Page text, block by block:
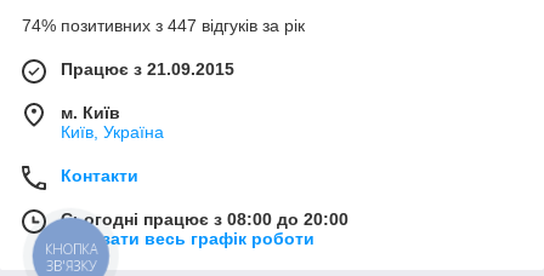
74% позитивних з 447 відгуків за рік
Працює з 21.09.2015
м. Київ
Київ, Україна
Контакти
Сьогодні працює з 08:00 до 20:00
Показати весь графік роботи
КНОПКА
ЗВ'ЯЗКУ